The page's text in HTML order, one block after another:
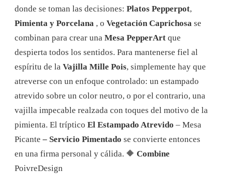
donde se toman las decisiones: Platos Pepperpot,
Pimienta y Porcelana , o Vegetación Caprichosa se
combinan para crear una Mesa PepperArt que
despierta todos los sentidos. Para mantenerse fiel al
espíritu de la Vajilla Mille Pois, simplemente hay que
atreverse con un enfoque controlado: un estampado
atrevido sobre un color neutro, o por el contrario, una
vajilla impecable realzada con toques del motivo de la
pimienta. El tríptico El Estampado Atrevido – Mesa
Picante – Servicio Pimentado se convierte entonces
en una firma personal y cálida. 🔶 Combine
PoivreDesign